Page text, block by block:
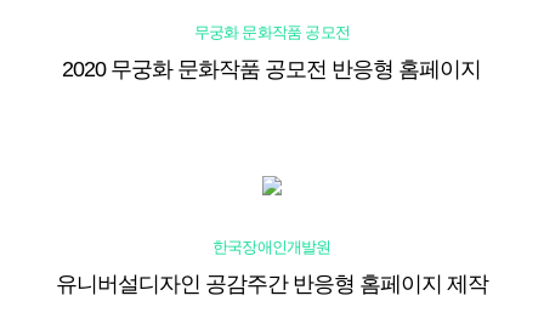
무궁화 문화작품 공모전
2020 무궁화 문화작품 공모전 반응형 홈페이지
한국장애인개발원
유니버설디자인 공감주간 반응형 홈페이지 제작